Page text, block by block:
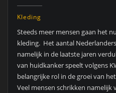
Kleding
Steeds meer mensen gaan het
kleding. Het aantal
namelijk in de laatste jaren
van huidkanker speelt volgens
belangrijke rol in de groei van
Veel mensen schrikken namelijk